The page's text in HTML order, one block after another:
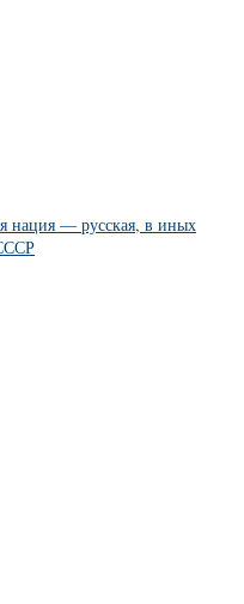
нация — русская, в иных